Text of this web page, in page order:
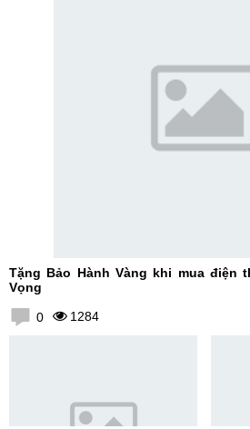
Tặng Bảo Hành Vàng khi mua điện
Vọng
0 1284